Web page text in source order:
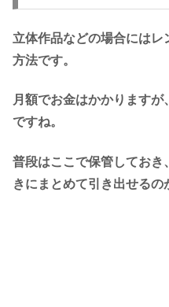
立体作品などの場合には
方法です。
月額でお金はかかります
ですね。
普段はここで保管してお
きにまとめて引き出せるの